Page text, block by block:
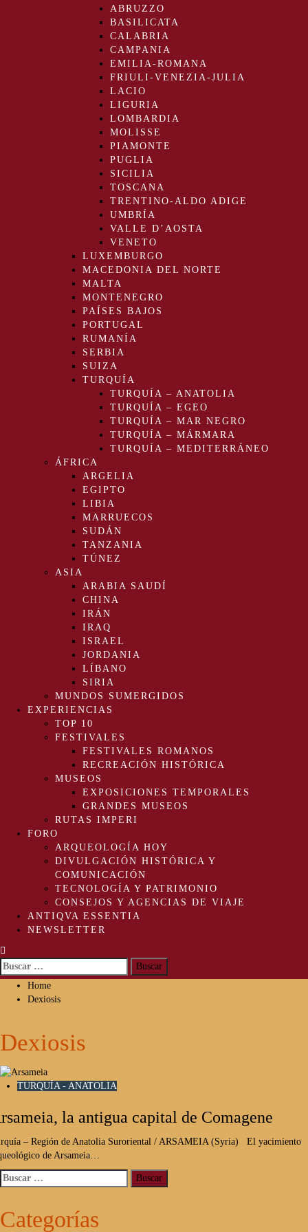
ABRUZZO
BASILICATA
CALABRIA
CAMPANIA
EMILIA-ROMANA
FRIULI-VENEZIA-JULIA
LACIO
LIGURIA
LOMBARDIA
MOLISSE
PIAMONTE
PUGLIA
SICILIA
TOSCANA
TRENTINO-ALDO ADIGE
UMBRÍA
VALLE D’AOSTA
VENETO
LUXEMBURGO
MACEDONIA DEL NORTE
MALTA
MONTENEGRO
PAÍSES BAJOS
PORTUGAL
RUMANÍA
SERBIA
SUIZA
TURQUÍA
TURQUÍA – ANATOLIA
TURQUÍA – EGEO
TURQUÍA – MAR NEGRO
TURQUÍA – MÁRMARA
TURQUÍA – MEDITERRÁNEO
ÁFRICA
ARGELIA
EGIPTO
LIBIA
MARRUECOS
SUDÁN
TANZANIA
TÚNEZ
ASIA
ARABIA SAUDÍ
CHINA
IRÁN
IRAQ
ISRAEL
JORDANIA
LÍBANO
SIRIA
MUNDOS SUMERGIDOS
EXPERIENCIAS
TOP 10
FESTIVALES
FESTIVALES ROMANOS
RECREACIÓN HISTÓRICA
MUSEOS
EXPOSICIONES TEMPORALES
GRANDES MUSEOS
RUTAS IMPERI
FORO
ARQUEOLOGÍA HOY
DIVULGACIÓN HISTÓRICA Y
COMUNICACIÓN
TECNOLOGÍA Y PATRIMONIO
CONSEJOS Y AGENCIAS DE VIAJE
ANTIQVA ESSENTIA
NEWSLETTER
Buscar:
Home
Dexiosis
Dexiosis
TURQUÍA - ANATOLIA
la antigua capital de Comagene
– Región de Anatolia Suroriental / ARSAMEIA (Syria) El yacimiento
de Arsameia…
Buscar:
Categorías